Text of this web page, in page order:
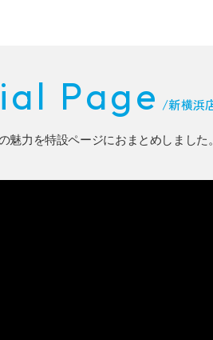
Page /新横浜
魅力を特設ページにおまとめしました。